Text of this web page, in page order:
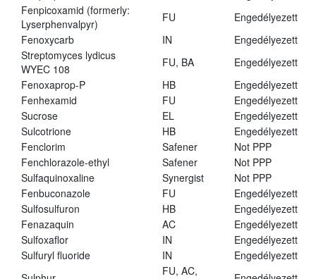
Fenpicoxamid (formerly:
Lyserphenvalpyr)
FU
Engedélyezett
Fenoxycarb
IN
Engedélyezett
Streptomyces lydicus
WYEC 108
FU, BA
Engedélyezett
Fenoxaprop-P
HB
Engedélyezett
Fenhexamid
FU
Engedélyezett
Sucrose
EL
Engedélyezett
Sulcotrione
HB
Engedélyezett
Fenclorim
Safener
Not PPP
Fenchlorazole-ethyl
Safener
Not PPP
Sulfaquinoxaline
Synergist
Not PPP
Fenbuconazole
FU
Engedélyezett
Sulfosulfuron
HB
Engedélyezett
Fenazaquin
AC
Engedélyezett
Sulfoxaflor
IN
Engedélyezett
Sulfuryl fluoride
IN
Engedélyezett
FU, AC,